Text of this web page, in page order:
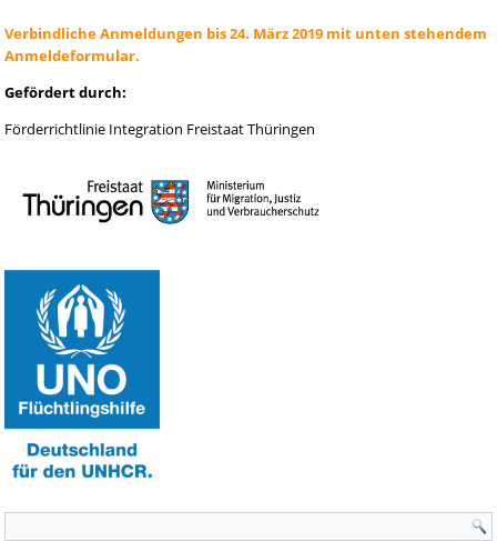
Verbindliche Anmeldungen bis 24. März 2019 mit unten stehendem
Anmeldeformular.
Gefördert durch:
Förderrichtlinie Integration Freistaat Thüringen
Suchformular